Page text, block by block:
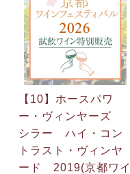
【10】ホースパワ
ー・ヴィンヤーズ
シラー ハイ・コン
トラスト・ヴィンヤ
ード 2019(京都ワイ